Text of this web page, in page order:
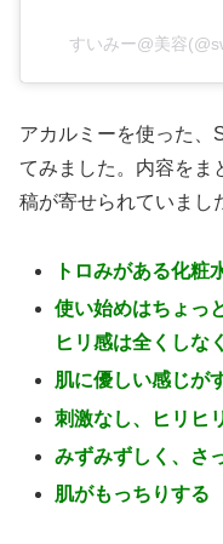
すいみー@美容
アカルミーを使った、
てみました。内容をま
稿が寄せられていまし
トロみがある化粧
使い始めはちょっ
ヒリ感は全くしな
肌に優しい感じが
刺激なし、ヒリヒ
みずみずしく、さ
肌がもっちりする